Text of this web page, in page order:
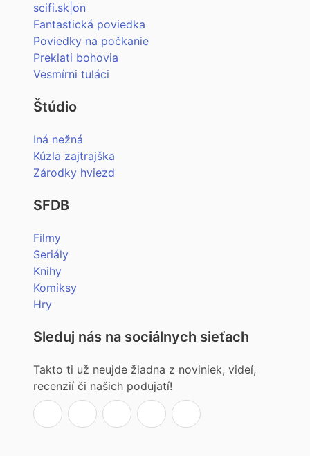
scifi.sk|on
Fantastická poviedka
Poviedky na počkanie
Preklati bohovia
Vesmírni tuláci
Štúdio
Iná nežná
Kúzla zajtrajška
Zárodky hviezd
SFDB
Filmy
Seriály
Knihy
Komiksy
Hry
Sleduj nás na sociálnych sieťach
Takto ti už neujde žiadna z noviniek, videí,
recenzií či našich podujatí!